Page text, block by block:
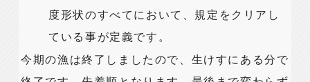
度形状のすべてにおいて、規定をクリアし
ている事が定義です。
今期の漁は終了しましたので、生けすにある分で